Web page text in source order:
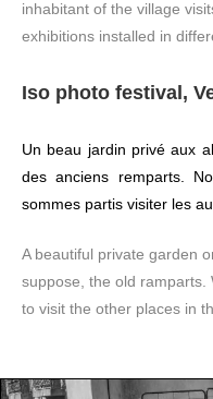
inhabitant of the village
exhibitions installed in
Iso photo festival,
Un beau jardin privé aux
des anciens remparts.
sommes partis visiter les
A beautiful private garden
suppose, the old ramparts.
to visit the other places in